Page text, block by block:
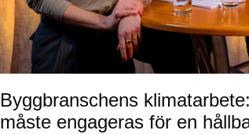
Byggbranschens
måste engageras för en